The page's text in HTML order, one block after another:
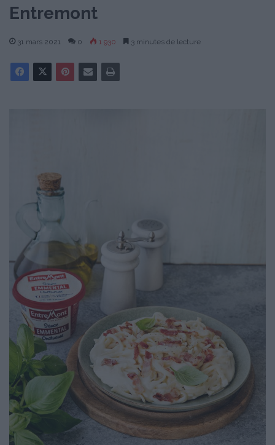
Entremont
31 mars 2021 0 1 930 3 minutes de lecture